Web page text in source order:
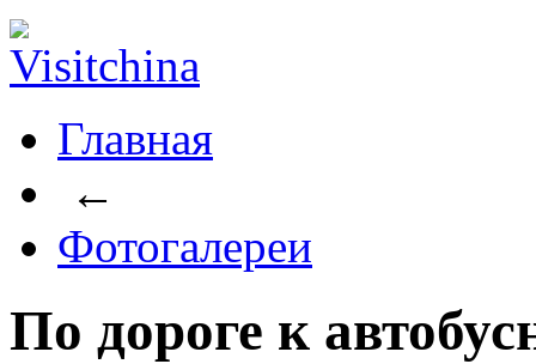
Главная
←
Фотогалереи
По дороге к